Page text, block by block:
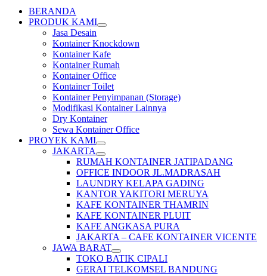
BERANDA
PRODUK KAMI
Jasa Desain
Kontainer Knockdown
Kontainer Kafe
Kontainer Rumah
Kontainer Office
Kontainer Toilet
Kontainer Penyimpanan (Storage)
Modifikasi Kontainer Lainnya
Dry Kontainer
Sewa Kontainer Office
PROYEK KAMI
JAKARTA
RUMAH KONTAINER JATIPADANG
OFFICE INDOOR JL.MADRASAH
LAUNDRY KELAPA GADING
KANTOR YAKITORI MERUYA
KAFE KONTAINER THAMRIN
KAFE KONTAINER PLUIT
KAFE ANGKASA PURA
JAKARTA – CAFE KONTAINER VICENTE
JAWA BARAT
TOKO BATIK CIPALI
GERAI TELKOMSEL BANDUNG